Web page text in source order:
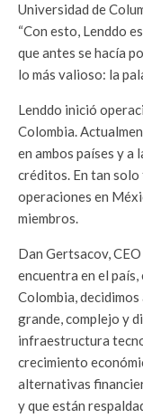
Universidad de
“Con esto, Lenddo
que antes se hacía
lo más valioso: la
Lenddo inició
Colombia.
en ambos países y
créditos. En tan solo
operaciones en
miembros.
Dan Gertsacov,
encuentra en el
Colombia,
grande, complejo y
infraestructura
crecimiento
alternativas
y que están